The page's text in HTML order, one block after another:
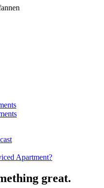
Apartment?
great.